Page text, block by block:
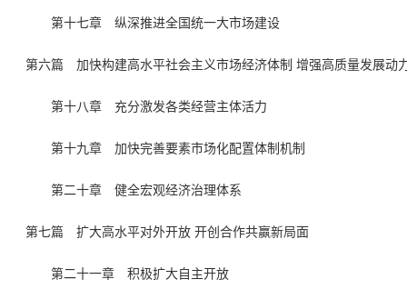
第十七章 纵深推进全国统一大市场建设
第六篇 加快构建高水平社会主义市场经济体制 增强高质量发展动
第十八章 充分激发各类经营主体活力
第十九章 加快完善要素市场化配置体制机制
第二十章 健全宏观经济治理体系
第七篇 扩大高水平对外开放 开创合作共赢新局面
第二十一章 积极扩大自主开放